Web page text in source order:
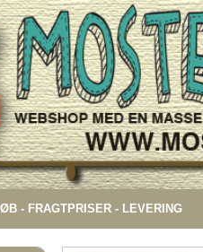
- FRAGTPRISER - LEVERING